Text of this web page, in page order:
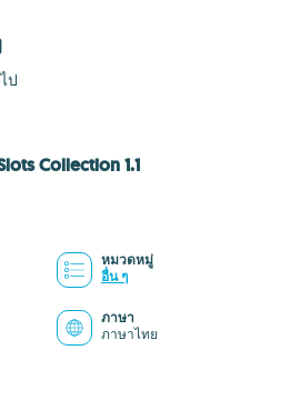
ป
Collection 1.1
หมวดหมู่
อื่น ๆ
ภาษา
ภาษาไทย